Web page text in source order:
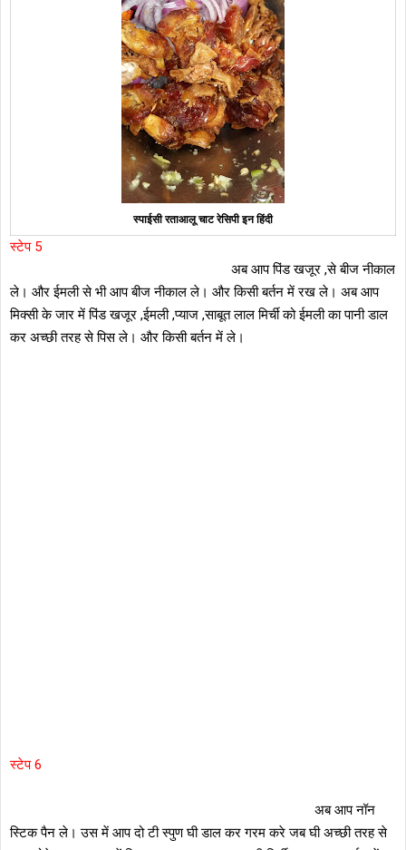
स्पाईसी रताआलू चाट रेसिपी इन हिंदी
स्टेप 5
अब आप पिंड खजूर ,से बीज नीकाल
ले। और ईमली से भी आप बीज नीकाल ले। और किसी बर्तन में रख ले। अब आप
मिक्सी के जार में पिंड खजूर ,ईमली ,प्याज ,साबूत लाल मिर्ची को ईमली का पानी डाल
कर अच्छी तरह से पिस ले। और किसी बर्तन में ले।
स्टेप 6
अब आप नॉन
स्टिक पैन ले। उस में आप दो टी स्पुण घी डाल कर गरम करे जब घी अच्छी तरह से